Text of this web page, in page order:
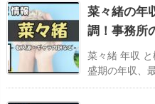
菜々緒の年
調！事務所
菜々緒 年収
盛期の年収、